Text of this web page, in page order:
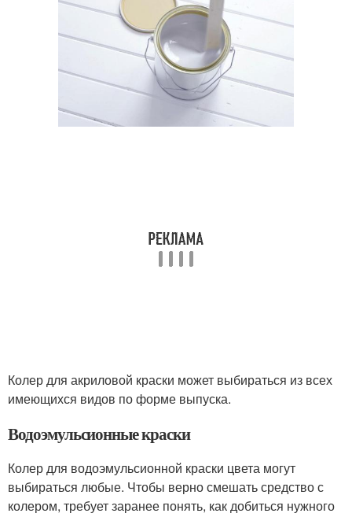
Колер для акриловой краски может выбираться из всех
имеющихся видов по форме выпуска.
Водоэмульсионные краски
Колер для водоэмульсионной краски цвета могут
выбираться любые. Чтобы верно смешать средство с
колером, требует заранее понять, как добиться нужного